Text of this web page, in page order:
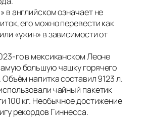
в английском означает не
его можно перевести как
«ужин» в зависимости от
го в мексиканском Леоне
большую чашку горячего
напитка составил 9123 л.
чайный пакетик
100 кг. Необычное достижение
рекордов Гиннесса.